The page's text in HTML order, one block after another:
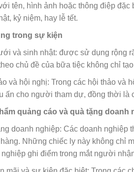
tên, hình ảnh hoặc thông điệp
kỷ niệm, hay lễ tết.
trong sự kiện
và sinh nhật: được sử dụng rộng
chủ đề của bữa tiệc không chỉ
và hội nghị: Trong các hội thảo và
ấn cho người tham dự, đồng thời là
quảng cáo và quà tặng doanh
doanh nghiệp: Các doanh nghiệp
Những chiếc ly này không chỉ
ghi điểm trong mắt người